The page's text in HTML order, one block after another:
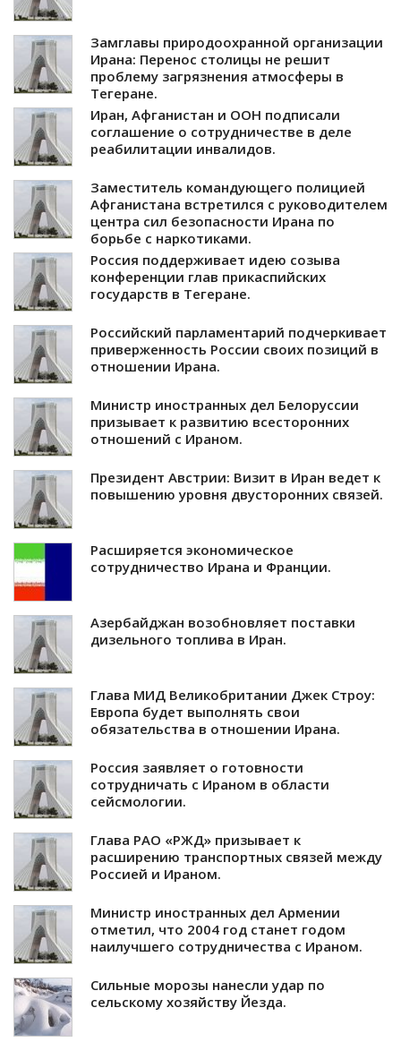
Замглавы природоохранной организации
Ирана: Перенос столицы не решит
проблему загрязнения атмосферы в
Тегеране.
Иран, Афганистан и ООН подписали
соглашение о сотрудничестве в деле
реабилитации инвалидов.
Заместитель командующего полицией
Афганистана встретился с руководителем
центра сил безопасности Ирана по
борьбе с наркотиками.
Россия поддерживает идею созыва
конференции глав прикаспийских
государств в Тегеране.
Российский парламентарий подчеркивает
приверженность России своих позиций в
отношении Ирана.
Министр иностранных дел Белоруссии
призывает к развитию всесторонних
отношений с Ираном.
Президент Австрии: Визит в Иран ведет к
повышению уровня двусторонних связей.
Расширяется экономическое
сотрудничество Ирана и Франции.
Азербайджан возобновляет поставки
дизельного топлива в Иран.
Глава МИД Великобритании Джек Строу:
Европа будет выполнять свои
обязательства в отношении Ирана.
Россия заявляет о готовности
сотрудничать с Ираном в области
сейсмологии.
Глава РАО «РЖД» призывает к
расширению транспортных связей между
Россией и Ираном.
Министр иностранных дел Армении
отметил, что 2004 год станет годом
наилучшего сотрудничества с Ираном.
Сильные морозы нанесли удар по
сельскому хозяйству Йезда.